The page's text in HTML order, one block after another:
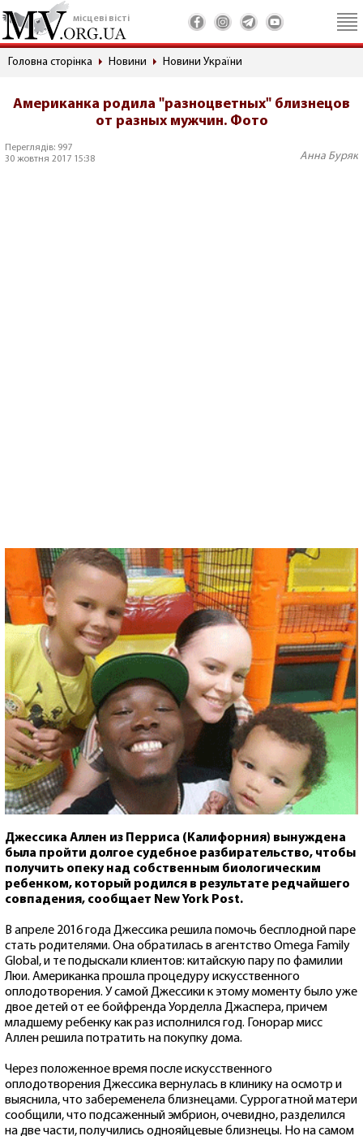
місцеві вісті
Головна сторінка Новини Новини України
Американка родила "разноцветных" близнецов
от разных мужчин. Фото
Переглядів: 997
30 жовтня 2017 15:38
Анна Буряк
Джессика Аллен из Перриса (Калифорния) вынуждена
была пройти долгое судебное разбирательство, чтобы
получить опеку над собственным биологическим
ребенком, который родился в результате редчайшего
совпадения, сообщает New York Post.
В апреле 2016 года Джессика решила помочь бесплодной паре
стать родителями. Она обратилась в агентство Omega Family
Global, и те подыскали клиентов: китайскую пару по фамилии
Люи. Американка прошла процедуру искусственного
оплодотворения. У самой Джессики к этому моменту было уже
двое детей от ее бойфренда Уорделла Джаспера, причем
младшему ребенку как раз исполнился год. Гонорар мисс
Аллен решила потратить на покупку дома.
Через положенное время после искусственного
оплодотворения Джессика вернулась в клинику на осмотр и
выяснила, что забеременела близнецами. Суррогатной матери
сообщили, что подсаженный эмбрион, очевидно, разделился
на две части, получились однояйцевые близнецы. Но на самом